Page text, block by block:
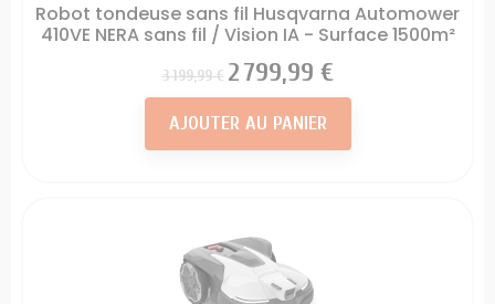
Robot tondeuse sans fil Husqvarna Automower
410VE NERA sans fil / Vision IA - Surface 1500m²
Prix
3 199,99 € Prix
2 799,99 €
AJOUTER AU PANIER